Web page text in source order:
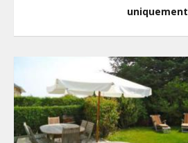
uniquement